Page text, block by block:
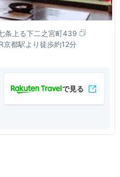
条上る下二之宮町439
京都駅より徒歩約12分